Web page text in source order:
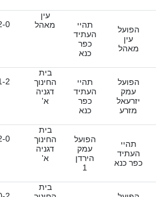
הפועל
עין
מאהל
תהיי
העתיד
כפר
כנא
עין
מאהל
0
הפועל
עמק
יזרעאל
מזרע
תהיי
העתיד
כפר
כנא
בית
החינוך
דגניה
א'
2
תהיי
העתיד
כפר כנא
הפועל
עמק
הירדן
1
בית
החינוך
דגניה
א'
0
בית